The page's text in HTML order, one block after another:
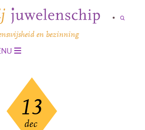
en bezinning
13
dec